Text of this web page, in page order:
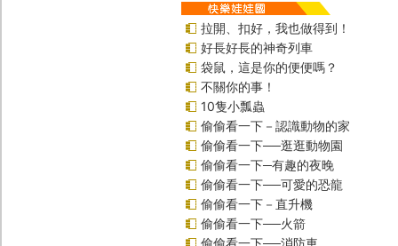
拉開、扣好，我也做得到！
好長好長的神奇列車
袋鼠，這是你的便便嗎？
不關你的事！
10隻小瓢蟲
偷偷看一下－認識動物的家
偷偷看一下──逛逛動物園
偷偷看一下─有趣的夜晚
偷偷看一下──可愛的恐龍
偷偷看一下－直升機
偷偷看一下──火箭
偷偷看一下──消防車